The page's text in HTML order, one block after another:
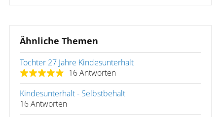
Ähnliche Themen
Tochter 27 Jahre Kindesunterhalt
16 Antworten
Kindesunterhalt - Selbstbehalt
16 Antworten